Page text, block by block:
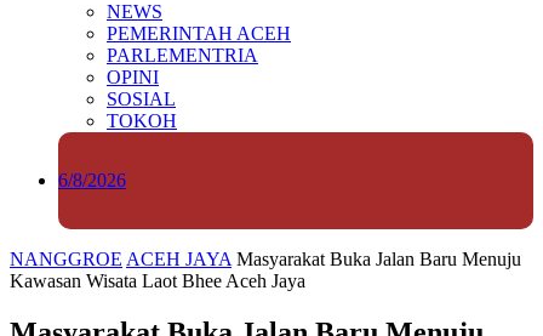
NEWS
PEMERINTAH ACEH
PARLEMENTRIA
OPINI
SOSIAL
TOKOH
6/8/2026
NANGGROE ACEH JAYA Masyarakat Buka Jalan Baru Menuju
Kawasan Wisata Laot Bhee Aceh Jaya